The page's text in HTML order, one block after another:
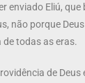
enviado Eliú, que
não porque
de todas as eras.
de Deus